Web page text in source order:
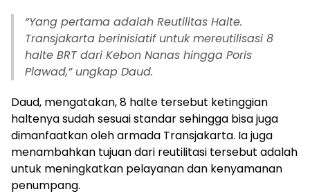
“Yang pertama adalah Reutilitas Halte.
Transjakarta berinisiatif untuk mereutilisasi 8
halte BRT dari Kebon Nanas hingga Poris
Plawad,” ungkap Daud.
Daud, mengatakan, 8 halte tersebut ketinggian
haltenya sudah sesuai standar sehingga bisa juga
dimanfaatkan oleh armada Transjakarta. Ia juga
menambahkan tujuan dari reutilitasi tersebut adalah
untuk meningkatkan pelayanan dan kenyamanan
penumpang.